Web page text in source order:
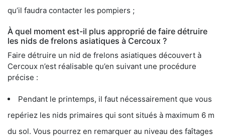
qu’il faudra contacter les pompiers ;
À quel moment est-il plus approprié de faire détruire
les nids de frelons asiatiques à Cercoux ?
Faire détruire un nid de frelons asiatiques découvert à
Cercoux n’est réalisable qu’en suivant une procédure
précise :
Pendant le printemps, il faut nécessairement que vous
repériez les nids primaires qui sont situés à maximum 6 m
du sol. Vous pourrez en remarquer au niveau des faîtages